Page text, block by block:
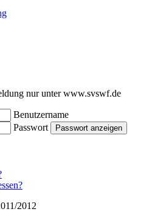
nur unter www.svswf.de
Benutzername
Passwort
Passwort anzeigen
2012